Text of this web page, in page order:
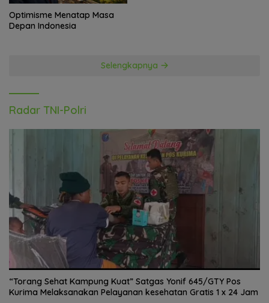
Optimisme Menatap Masa
Depan Indonesia
Selengkapnya
Radar TNI-Polri
“Torang Sehat Kampung Kuat” Satgas Yonif 645/GTY Pos
Kurima Melaksanakan Pelayanan kesehatan Gratis 1 x 24 Jam